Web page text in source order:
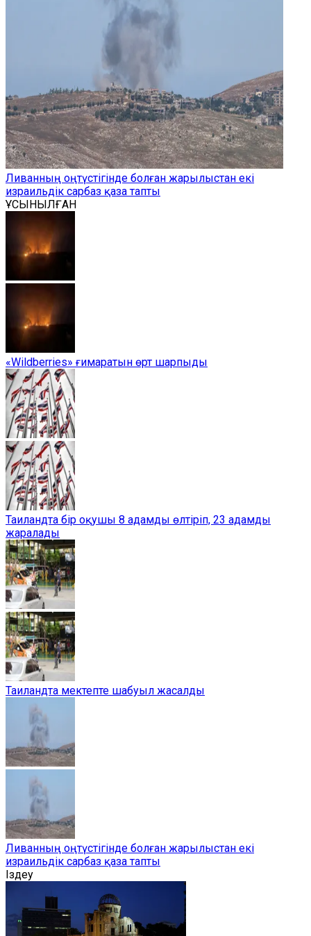
Ливанның оңтүстігінде болған жарылыстан екі
израильдік сарбаз қаза тапты
ҰСЫНЫЛҒАН
«Wildberries» ғимаратын өрт шарпыды
Таиландта бір оқушы 8 адамды өлтіріп, 23 адамды
жаралады
Таиландта мектепте шабуыл жасалды
Ливанның оңтүстігінде болған жарылыстан екі
израильдік сарбаз қаза тапты
Іздеу